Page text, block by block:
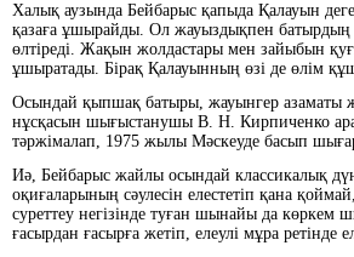
Халық аузында Бейбарыс қапыда Қалауын
қазаға ұшырайды. Ол жауыздықпен батырдың
өлтіреді. Жақын жолдастары мен зайыбын
ұшыратады. Бірақ Қалауынның өзі де өлім
Осындай қыпшақ батыры, жауынгер азаматы
нұсқасын шығыстанушы В. Н. Кирпиченко
тәржімалап, 1975 жылы Мәскеуде басып
Иә, Бейбарыс жайлы осындай классикалық
оқиғаларының сәулесін елестетіп қана
суреттеу негізінде туған шынайы да көркем
ғасырдан ғасырға жетіп, елеулі мұра ретінде